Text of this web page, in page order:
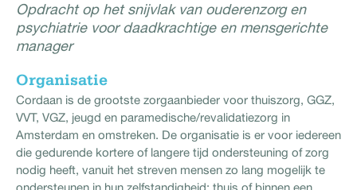
Opdracht op het snijvlak van ouderenzorg en
psychiatrie voor daadkrachtige en mensgerichte
manager
Organisatie
Cordaan is de grootste zorgaanbieder voor thuiszorg, GGZ,
VVT, VGZ, jeugd en paramedische/revalidatiezorg in
Amsterdam en omstreken. De organisatie is er voor iedereen
die gedurende kortere of langere tijd ondersteuning of zorg
nodig heeft, vanuit het streven mensen zo lang mogelijk te